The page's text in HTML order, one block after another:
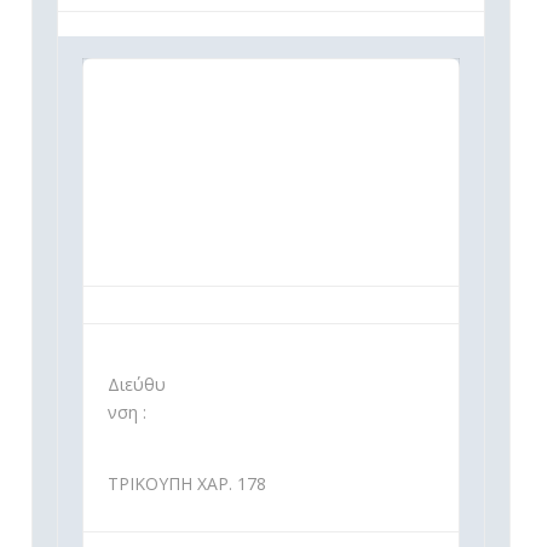
Διεύθυ
νση :
ΤΡΙΚΟΥΠΗ ΧΑΡ. 178